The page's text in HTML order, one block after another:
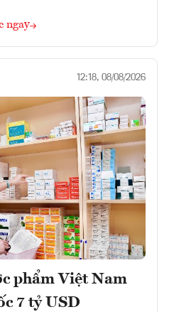
ngay
12:18, 08/08/2026
phẩm Việt Nam
7 tỷ USD